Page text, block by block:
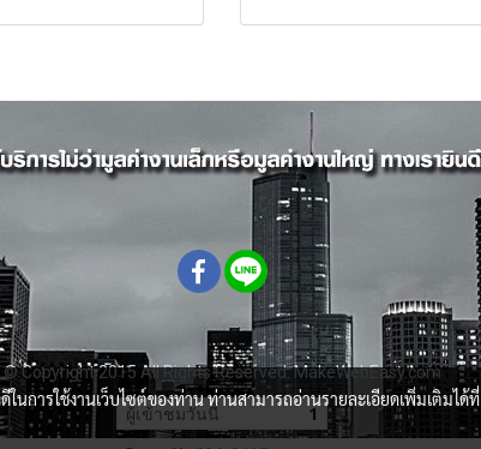
© Copyright 2015 All Rights Reserved. MakeWebEasy.com
ผู้เข้าชมวันนี้ 1
การใช้งานเว็บไซต์ของท่าน ท่านสามารถอ่านรายละเอียดเพิ่มเติมได้ที่